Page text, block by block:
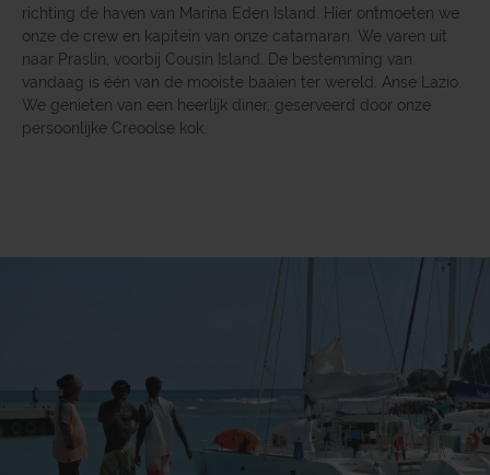
richting de haven van Marina Eden Island. Hier ontmoeten we
onze de crew en kapitein van onze catamaran. We varen uit
naar Praslin, voorbij Cousin Island. De bestemming van
vandaag is één van de mooiste baaien ter wereld: Anse Lazio.
We genieten van een heerlijk diner, geserveerd door onze
persoonlijke Creoolse kok.